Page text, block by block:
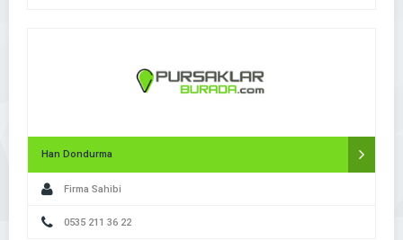
Han Dondurma
Firma Sahibi
0535 211 36 22